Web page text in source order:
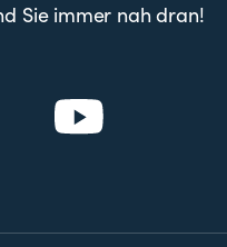
Sie immer nah dran!